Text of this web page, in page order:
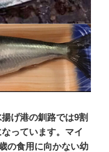
げ港の釧路では9割
っています。マイ
の食用に向かない幼